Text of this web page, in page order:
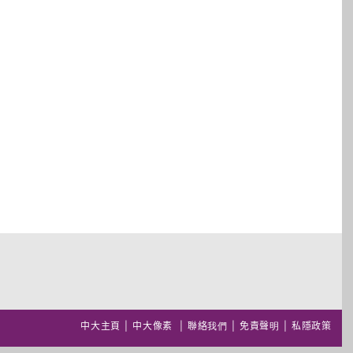
中大主頁 中大像素 聯絡我們 免責聲明 私隱政策